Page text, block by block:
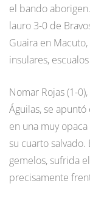
el bando
lauro 3-0 de
Guaira en
insulares,
Nomar Rojas (1-
Águilas, se
en una muy
su cuarto
gemelos, sufrida
precisamente